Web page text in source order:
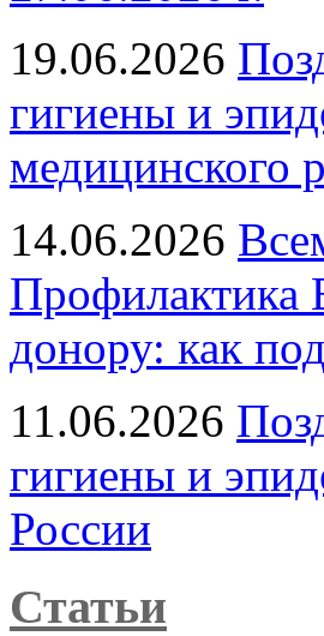
19.06.2026
гигиены и
медицинского
14.06.2026
Профилактика
донору: как
11.06.2026
гигиены и
России
Статьи